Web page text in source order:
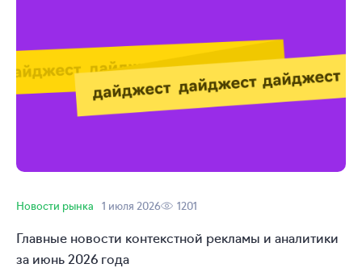
Новости рынка 1 июля 2026 1201
Главные новости контекстной рекламы и аналитики
за июнь 2026 года